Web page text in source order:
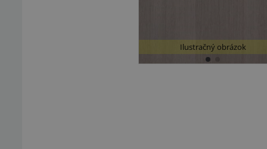
Ilustračný obrázok